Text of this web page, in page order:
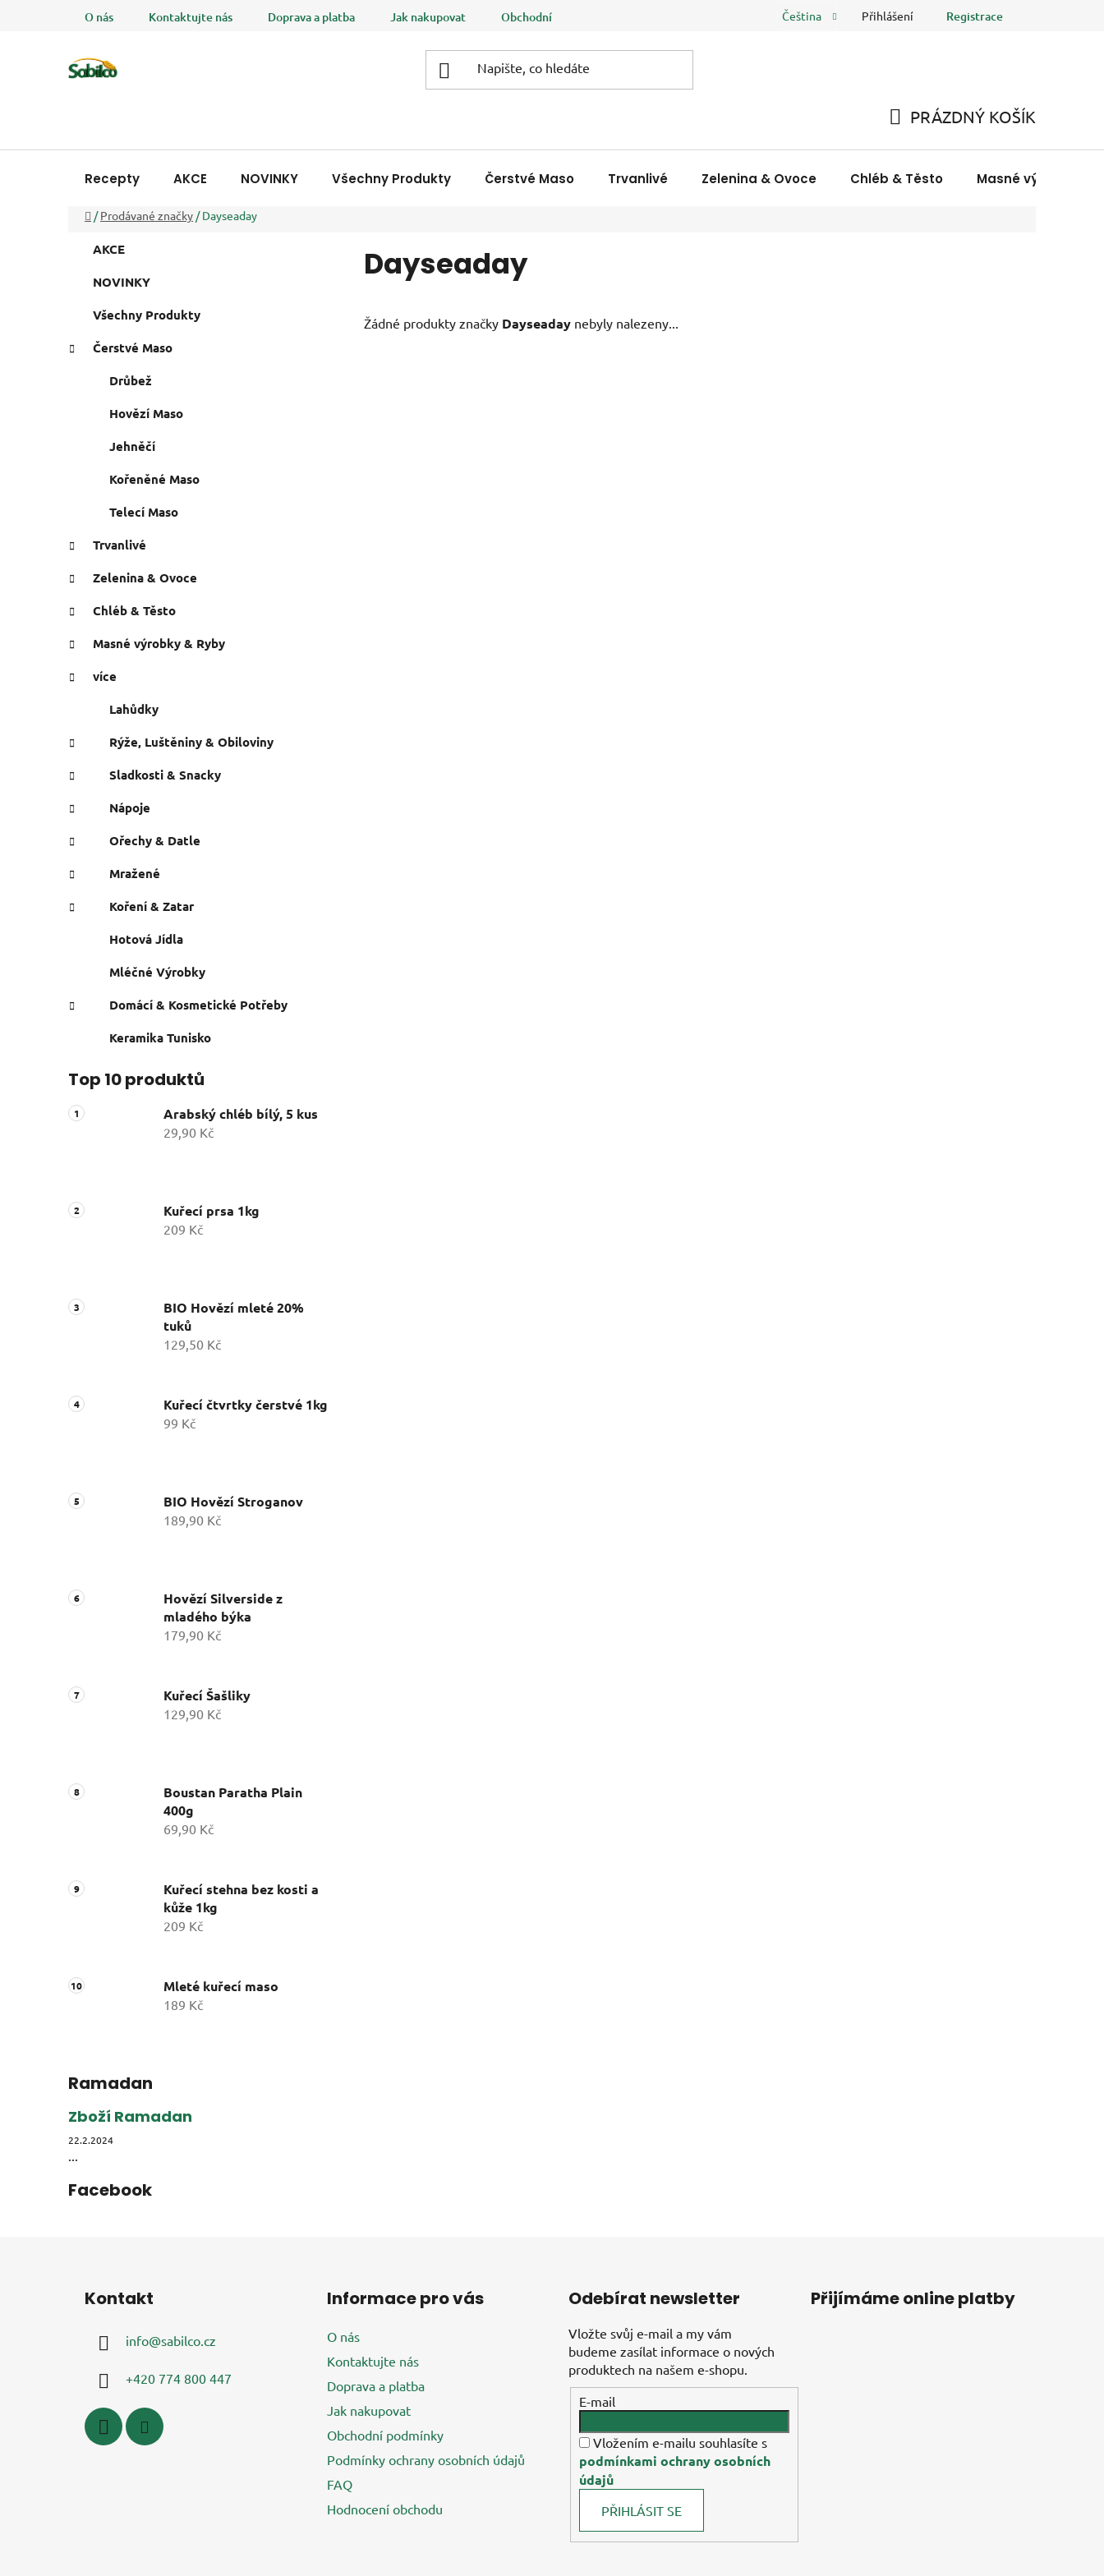
O nás Kontaktujte nás Doprava a platba Jak nakupovat Obchodní podmínky Podmínky ochrany osobních údajů FAQ Hodnocení obchodu
Čeština Přihlášení Registrace
KOŠÍK
PRÁZDNÝ KOŠÍK
Recepty AKCE NOVINKY Všechny Produkty Čerstvé Maso Trvanlivé Zelenina & Ovoce Chléb & Těsto Masné výrobky &
Domů
/ Prodávané značky / Dayseaday
a
kategorie
r
AKCE
NOVINKY
Všechny Produkty
Čerstvé Maso
Drůbež
Hovězí Maso
Jehněčí
Kořeněné Maso
Telecí Maso
Trvanlivé
Zelenina & Ovoce
Chléb & Těsto
Masné výrobky & Ryby
více
Lahůdky
Rýže, Luštěniny & Obiloviny
Sladkosti & Snacky
Nápoje
Ořechy & Datle
Mražené
Koření & Zatar
Hotová Jídla
Mléčné Výrobky
Domácí & Kosmetické Potřeby
Keramika Tunisko
Top 10 produktů
Arabský chléb bílý, 5 kus
29,90 Kč
Kuřecí prsa 1kg
209 Kč
BIO Hovězí mleté 20%
tuků
129,50 Kč
Kuřecí čtvrtky čerstvé 1kg
99 Kč
BIO Hovězí Stroganov
189,90 Kč
Hovězí Silverside z
mladého býka
179,90 Kč
Kuřecí Šašliky
129,90 Kč
Boustan Paratha Plain
400g
69,90 Kč
Kuřecí stehna bez kosti a
kůže 1kg
209 Kč
Mleté kuřecí maso
189 Kč
Ramadan
Zboží Ramadan
22.2.2024
Facebook
Dayseaday
Žádné produkty značky Dayseaday nebyly nalezeny...
Kontakt
info@sabilco.cz
+420 774 800 447
Informace pro vás
O nás
Kontaktujte nás
Doprava a platba
Jak nakupovat
Obchodní podmínky
Podmínky ochrany osobních údajů
FAQ
Hodnocení obchodu
Odebírat newsletter
Vložte svůj e-mail a my vám
budeme zasílat informace o nových
produktech na našem e-shopu.
E-mail
Vložením e-mailu souhlasíte s
podmínkami ochrany osobních
údajů
PŘIHLÁSIT SE
Přijímáme online platby